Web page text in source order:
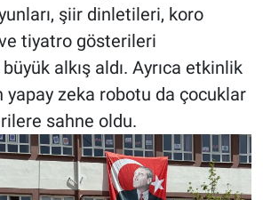
şiir dinletileri, koro
tiyatro gösterileri
alkış aldı. Ayrıca etkinlik
yapay zeka robotu da çocuklar
sahne oldu.